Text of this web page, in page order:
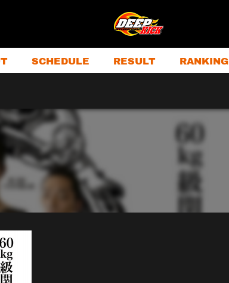
SCHEDULE RESULT RANKING